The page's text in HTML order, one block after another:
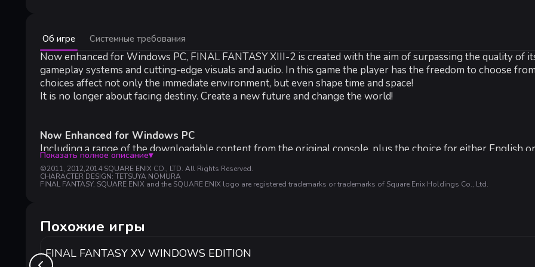
Об игре Системные требования
Now enhanced for Windows PC, FINAL FANTASY XIII-2 is created with the aim of surpassing the quality of
gameplay systems and cutting-edge visuals and audio. In this game the player has the freedom to choose
choices affect not only the immediate environment, but even shape time and space!
It is no longer about facing destiny. Create a new future and change the world!
Now Enhanced for Windows PC
Including a range of the downloadable content from the original console, plus the choice for either English
graphics and customizeable rendering resolution (720p, 1080p, and more).
Larger, More Interactive Environments
Time Travel - A New Dimension of Exploration
witnessing the full story!
Показать полное описание▾
©2011, 2012,2014 SQUARE ENIX CO., LTD. All Rights Reserved.
CHARACTER DESIGN: TETSUYA NOMURA
FINAL FANTASY, SQUARE ENIX and the SQUARE ENIX logo are registered trademarks or trademarks of Square Enix Holdings Co., Ltd.
Минимальные:
Минимальные:
ОС *:Windows® XP SP2 or later
Процессор: 2GHz Dual Core CPU
Оперативная память:1500 MB ОЗУ
Видеокарта:
NVIDIA® Geforce® 8 Series/ ATI Radeon™ HD 4000 series VRAM 256MB or later
DirectX:версии 9.0c
Дополнительно:
*Please be aware that save data processing may take longer than usual while SteamCloud is active, due to
Похожие игры
FINAL FANTASY XV WINDOWS EDITION